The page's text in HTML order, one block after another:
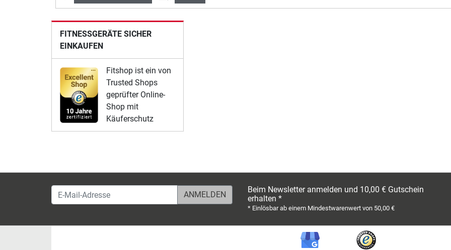
FITNESSGERÄTE SICHER
EINKAUFEN
Fitshop ist ein von
Trusted Shops
geprüfter Online-
Shop mit
Käuferschutz
E-Mail-Adresse
Beim Newsletter anmelden und 10,00 € Gutschein
erhalten *
* Einlösbar ab einem Mindestwarenwert von 50,00 €